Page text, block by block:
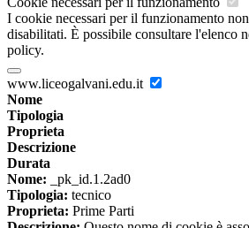
I cookie necessari per il funzionamento
disabilitati. È possibile consultare l'elenco
policy.
www.liceogalvani.edu.it
Nome
Tipologia
Proprieta
Descrizione
Durata
Nome: _pk_id.1.2ad0
Tipologia: tecnico
Proprieta: Prime Parti